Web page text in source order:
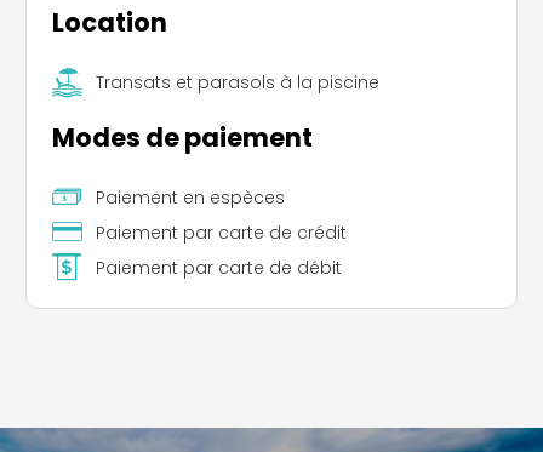
Location
Transats et parasols à la piscine
Modes de paiement
Paiement en espèces
Paiement par carte de crédit
Paiement par carte de débit